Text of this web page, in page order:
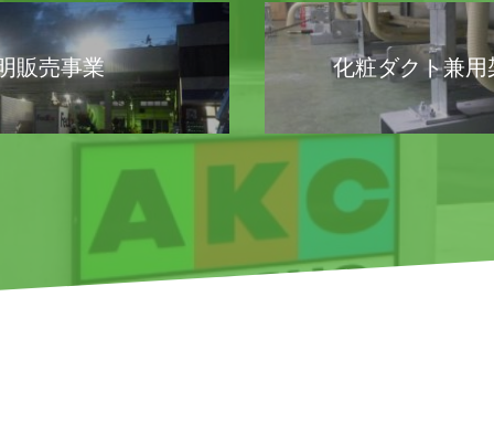
販売事業 化粧ダクト兼